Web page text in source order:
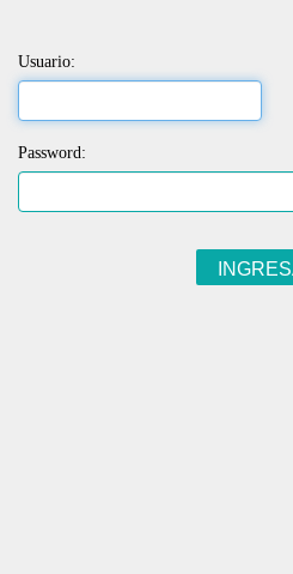
Usuario:
Password: